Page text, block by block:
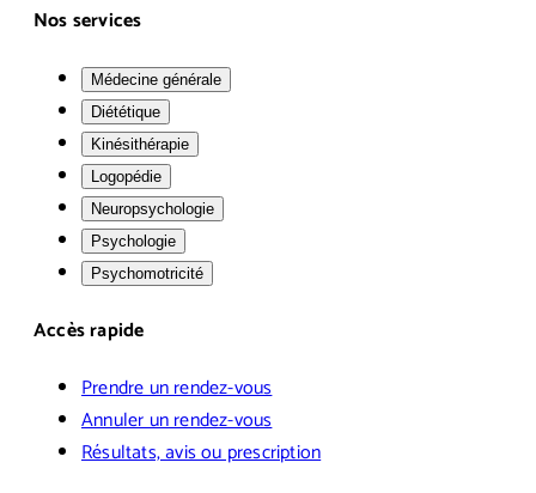
Nos services
Médecine générale
Diététique
Kinésithérapie
Logopédie
Neuropsychologie
Psychologie
Psychomotricité
Accès rapide
Prendre un rendez-vous
Annuler un rendez-vous
Résultats, avis ou prescription